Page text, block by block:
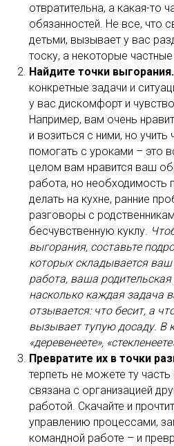
отвратительна, а какая-то
обязанностей. Не все, что
детьми, вызывает у вас
тоску, а некоторые частные
Найдите точки выгорания.
конкретные задачи и
у вас дискомфорт и
Например, вам очень
и возиться с ними, но
помогать с уроками – это
целом вам нравится ваш
работа, но необходимость
делать на кухне, ранние
разговоры с
бесчувственную куклу.
выгорания, составьте
которых складывается
работа, ваша
насколько каждая задача
отзывается: что бесит, а
вызывает тупую досаду. В
«деревенеете»,
Превратите их в точки
терпеть не можете ту
связана с организацией
работой. Скачайте и
управлению процессами,
командной работе – и